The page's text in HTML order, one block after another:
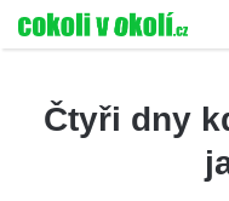
Čtyři dny